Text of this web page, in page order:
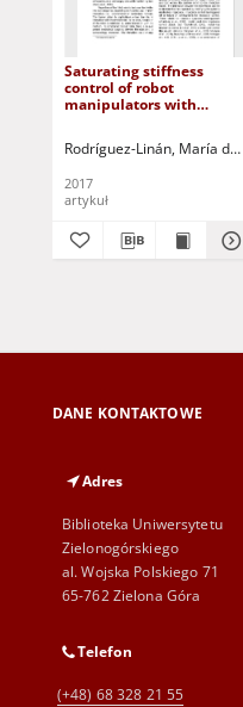
Saturating stiffness
control of robot
manipulators with
Rodríguez-Linán, María
2017
artykuł
DANE KONTAKTOWE
Adres
Biblioteka Uniwersytetu
Zielonogórskiego
al. Wojska Polskiego 71
65-762 Zielona Góra
Telefon
(+48) 68 328 21 55